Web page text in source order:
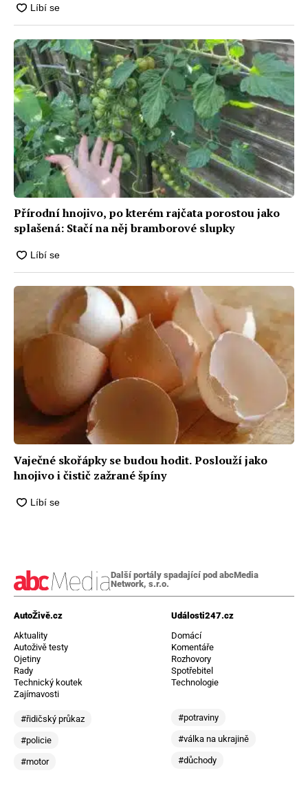
Přírodní hnojivo, po kterém rajčata porostou jako
splašená: Stačí na něj bramborové slupky
Vaječné skořápky se budou hodit. Poslouží jako
hnojivo i čistič zažrané špíny
Další portály spadající pod abcMedia
Network, s.r.o.
AutoŽivě.cz
Aktuality
Autoživě testy
Ojetiny
Rady
Technický koutek
Zajímavosti
#řidičský průkaz
#policie
#motor
Události247.cz
Domácí
Komentáře
Rozhovory
Spotřebitel
Technologie
#potraviny
#válka na ukrajině
#důchody